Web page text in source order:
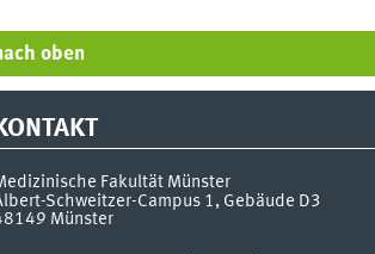
oben
Fakultät Münster
Schweitzer-Campus 1, Gebäude D3
Münster